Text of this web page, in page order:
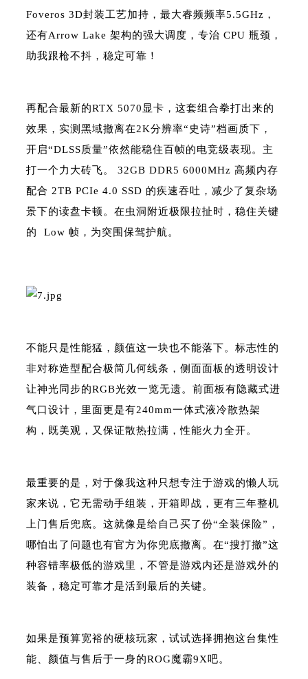
Foveros 3D封装工艺加持，最大睿频频率5.5GHz，
还有Arrow Lake 架构的强大调度，专治 CPU 瓶颈，
助我跟枪不抖，稳定可靠！
再配合最新的RTX 5070显卡，这套组合拳打出来的
效果，实测黑域撤离在2K分辨率“史诗”档画质下，
开启“DLSS质量”依然能稳住百帧的电竞级表现。主
打一个力大砖飞。 32GB DDR5 6000MHz 高频内存
配合 2TB PCIe 4.0 SSD 的疾速吞吐，减少了复杂场
景下的读盘卡顿。在虫洞附近极限拉扯时，稳住关键
的 Low 帧，为突围保驾护航。
不能只是性能猛，颜值这一块也不能落下。标志性的
非对称造型配合极简几何线条，侧面面板的透明设计
让神光同步的RGB光效一览无遗。前面板有隐藏式进
气口设计，里面更是有240mm一体式液冷散热架
构，既美观，又保证散热拉满，性能火力全开。
最重要的是，对于像我这种只想专注于游戏的懒人玩
家来说，它无需动手组装，开箱即战，更有三年整机
上门售后兜底。这就像是给自己买了份“全装保险”，
哪怕出了问题也有官方为你兜底撤离。在“搜打撤”这
种容错率极低的游戏里，不管是游戏内还是游戏外的
装备，稳定可靠才是活到最后的关键。
如果是预算宽裕的硬核玩家，试试选择拥抱这台集性
能、颜值与售后于一身的ROG魔霸9X吧。